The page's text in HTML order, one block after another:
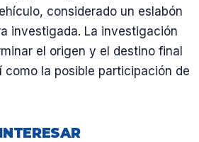
considerado un eslabón
investigada. La investigación
el origen y el destino final
como la posible participación de